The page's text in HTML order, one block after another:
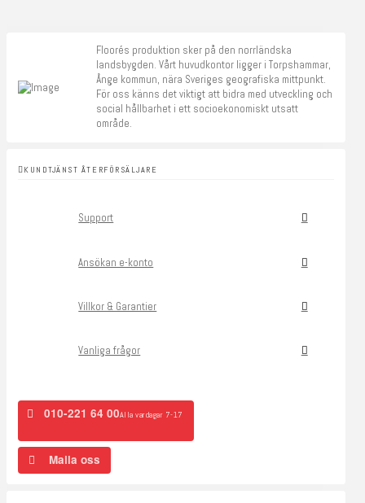
Floorés produktion sker på den norrländska
landsbygden. Vårt huvudkontor ligger i Torpshammar,
Ånge kommun, nära Sveriges geografiska mittpunkt.
För oss känns det viktigt att bidra med utveckling och
social hållbarhet i ett socioekonomiskt utsatt
område.
KUNDTJÄNST ÅTERFÖRSÄLJARE
Support
Ansökan e-konto
Villkor & Garantier
Vanliga frågor
010-221 64 00Alla vardagar 7-17
Maila oss